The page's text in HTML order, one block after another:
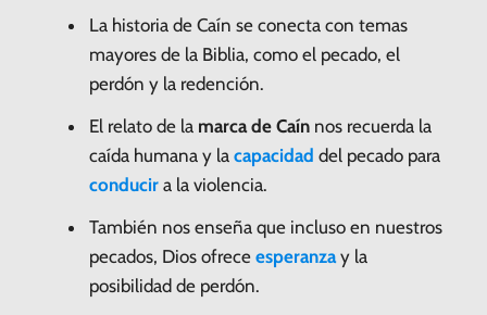
La historia de Caín se conecta con temas
mayores de la Biblia, como el pecado, el
perdón y la redención.
El relato de la marca de Caín nos recuerda la
caída humana y la capacidad del pecado para
conducir a la violencia.
También nos enseña que incluso en nuestros
pecados, Dios ofrece esperanzay la
posibilidad de perdón.